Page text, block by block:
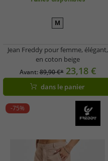
M
Jean Freddy pour femme, élégant,
en coton beige
Avant:89,90 €* 23,18 €
dans le panier
-75%